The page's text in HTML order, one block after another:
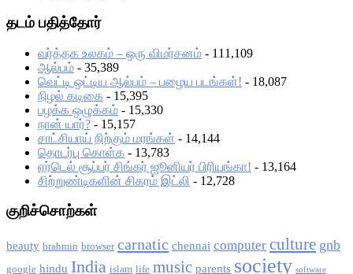
தடம் பதித்தோர்
வர்த்தக உலகம் – ஒரு விமர்சனம் - 111,109
ஆல்பம் - 35,389
வெட்டி ஒட்டிய ஆல்பம் – பழைய படங்கள்! - 18,087
நிழல் கடிகை - 15,395
பழக்க ஒழுக்கம் - 15,330
நான் யார்? - 15,157
சாட்சியாய் நிற்கும் மரங்கள் - 14,144
தொடர்பு கொள்க - 13,783
ஏர்டெல் சூப்பர் சிங்கர் ஜூனியர் பிரியங்கா! - 13,164
சிற்றுண்டிகளின் சிகரம் இட்லி - 12,728
குறிச்சொற்கள்
beauty brahmin browser carnatic chennai computer culture gnb
google hindu India islam life music parents society software